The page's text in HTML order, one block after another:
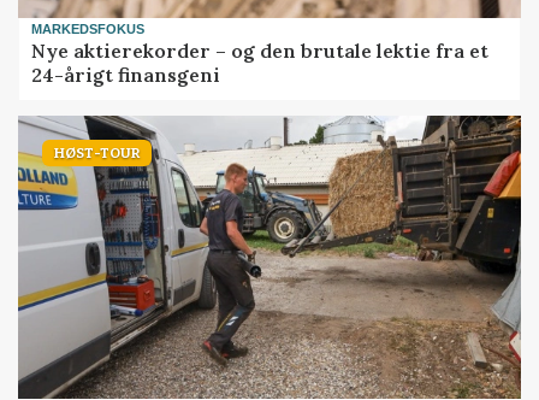
MARKEDSFOKUS
Nye aktierekorder – og den brutale lektie fra et
24-årigt finansgeni
HØST-TOUR